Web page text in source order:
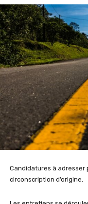
Candidatures à adresser
circonscription d’origine.